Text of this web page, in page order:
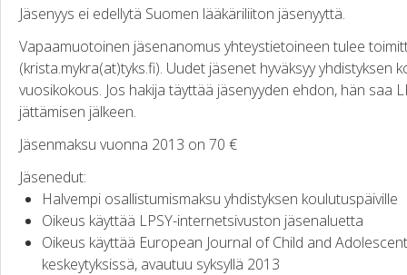
Jäsenyys ei edellytä Suomen lääkäriliiton jäsenyyttä.
Vapaamuotoinen jäsenanomus yhteystietoineen tulee
(krista.mykra(at)tyks.fi). Uudet jäsenet hyväksyy
vuosikokous. Jos hakija täyttää jäsenyyden ehdon, hän saa
jättämisen jälkeen.
Jäsenmaksu vuonna 2013 on 70 €
Jäsenedut:
Halvempi osallistumismaksu yhdistyksen koulutuspäiville
Oikeus käyttää LPSY-internetsivuston jäsenaluetta
Oikeus käyttää European Journal of Child and
keskeytyksissä, avautuu syksyllä 2013